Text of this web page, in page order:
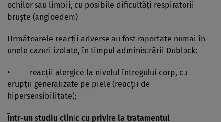
ochilor sau limbii, cu posibile dificultăţi respiratorii
bruşte (angioedem)
Următoarele reacţii adverse au fost raportate numai în
unele cazuri izolate, în timpul administrării Dublock:
• reacţii alergice la nivelul întregului corp, cu
erupţii generalizate pe piele (reacţii de
hipersensibilitate);
Într-un studiu clinic cu privire la tratamentul